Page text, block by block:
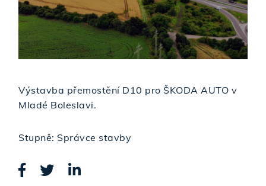
Výstavba přemostění D10 pro ŠKODA AUTO v
Mladé Boleslavi.
Stupně: Správce stavby